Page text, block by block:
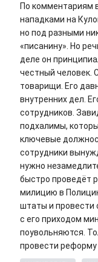
По комментариям
нападками на
но под разными
«писанину». Но
деле он
честный человек.
товарищи. Его
внутренних дел.
сотрудников.
подхалимы,
ключевые
сотрудники
нужно
быстро проведёт
милицию в
штаты и провести
с его приходом
поувольняются.
провести